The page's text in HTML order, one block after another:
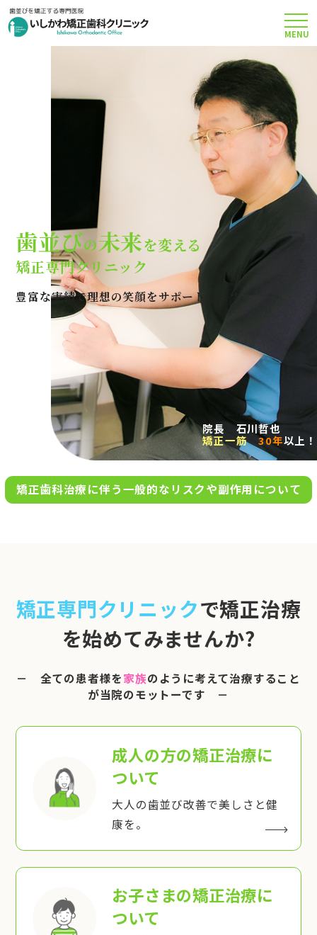
矯正治療について
当院のこだわり
費用について
クリニック案内
Q＆A
アクセス
お問い合わせ
完全
0120-695-578
※日曜は不定期で診療してい
ます
MENU
歯並びの未来を変える
矯正専門クリニック
豊富な実績で理想の笑顔をサポートします
院長 石川哲也
矯正一筋
30年以上！
矯正歯科治療に伴う一般的なリスクや副作用について
矯正専門クリニックで矯正治療
を始めてみませんか?
－ 全ての患者様を家族のように考えて治療すること
が当院のモットーです －
成人の方の矯正治療に
ついて
大人の歯並び改善で美しさと健
康を。
お子さまの矯正治療に
ついて